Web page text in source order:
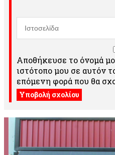
Αποθήκευσε το όνομά
ιστότοπο μου σε αυτόν
επόμενη φορά που θα